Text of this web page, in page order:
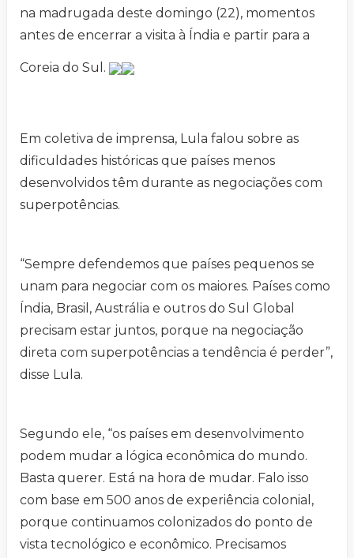
na madrugada deste domingo (22), momentos
antes de encerrar a visita à Índia e partir para a
Coreia do Sul.
Em coletiva de imprensa, Lula falou sobre as
dificuldades históricas que países menos
desenvolvidos têm durante as negociações com
superpotências.
“Sempre defendemos que países pequenos se
unam para negociar com os maiores. Países como
Índia, Brasil, Austrália e outros do Sul Global
precisam estar juntos, porque na negociação
direta com superpotências a tendência é perder”,
disse Lula.
Segundo ele, “os países em desenvolvimento
podem mudar a lógica econômica do mundo.
Basta querer. Está na hora de mudar. Falo isso
com base em 500 anos de experiência colonial,
porque continuamos colonizados do ponto de
vista tecnológico e econômico. Precisamos